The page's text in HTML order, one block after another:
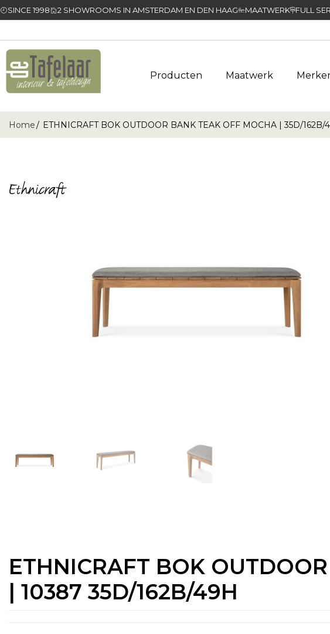
SINCE 1998 2 SHOWROOMS IN AMSTERDAM EN DEN HAAG MAATWERK FULL
Producten Maatwerk
Home ETHNICRAFT BOK OUTDOOR BANK TEAK OFF MOCHA | 35D/162B/
ETHNICRAFT BOK
| 10387 35D/162B/49H